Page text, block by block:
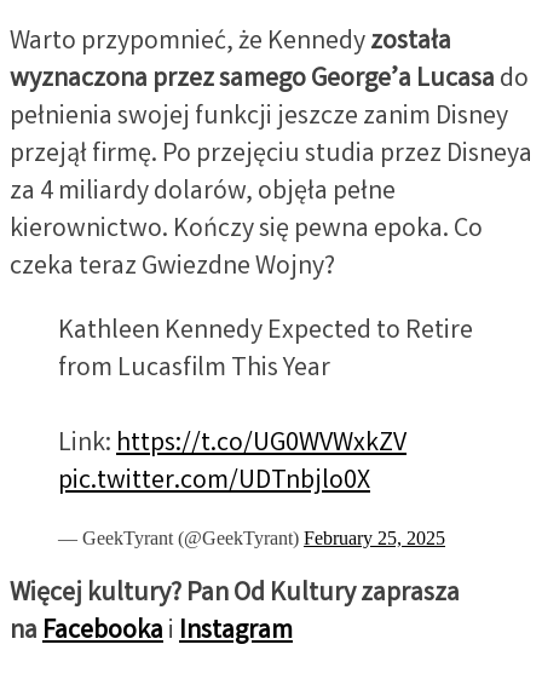
Warto przypomnieć, że Kennedyzostała
wyznaczona przez samego George’a Lucasado
pełnienia swojej funkcji jeszcze zanim Disney
przejął firmę. Po przejęciu studia przez Disneya
za 4 miliardy dolarów, objęła pełne
kierownictwo. Kończy się pewna epoka. Co
czeka teraz Gwiezdne Wojny?
Kathleen Kennedy Expected to Retire
from Lucasfilm This Year
Link:https://t.co/UG0WVWxkZV
pic.twitter.com/UDTnbjlo0X
— GeekTyrant (@GeekTyrant) February 25, 2025
Więcej kultury? Pan Od Kultury zaprasza
naFacebookaiInstagram